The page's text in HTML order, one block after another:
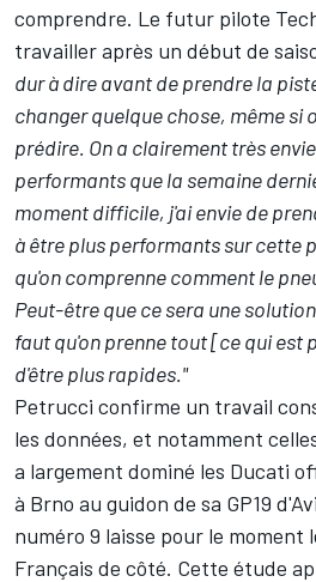
comprendre. Le futur pilote
travailler après un début de
dur à dire avant de prendre la
changer quelque chose, même si
prédire. On a clairement très
performants que la semaine
moment difficile, j'ai envie de
à être plus performants sur cette
qu'on comprenne comment le
Peut-être que ce sera une
faut qu'on prenne tout [ce qui est
d'être plus rapides."
Petrucci confirme un travail
les données, et notamment
a largement dominé les Ducati
à Brno au guidon de sa GP19
numéro 9 laisse pour le moment
Français de côté. Cette étude